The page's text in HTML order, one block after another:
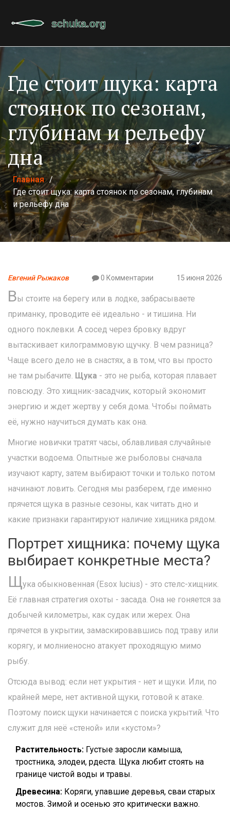
Где стоит щука: карта
стоянок по сезонам,
глубинам и рельефу
дна
Главная /
Где стоит щука: карта стоянок по сезонам, глубинам
и рельефу дна
Евгений Рыжаков 0 Комментарии 15 июня 2026
Вы стоите на берегу или в лодке, забрасываете
приманку, проводите её идеально - и тишина. Ни
одного поклевки. А сосед через бровку вдруг
вытаскивает килограммовую щучку. В чем разница?
Чаще всего дело не в снастях, а в том, что вы просто
не там рыбачите. Щука - это не рыба, которая плавает
повсюду. Это хищник-засадчик, который экономит
энергию и ждет жертву у себя дома. Чтобы поймать
её, нужно научиться думать как она.
Многие новички тратят часы, облавливая случайные
участки водоема. Опытные же рыболовы сначала
изучают карту, затем выбирают точки и только потом
начинают ловить. Сегодня мы разберем, где именно
прячется щука в разные сезоны, как читать дно и
какие признаки гарантируют наличие хищника рядом.
Портрет хищника: почему щука
выбирает конкретные места?
Щука обыкновенная (Esox lucius) - это стелс-хищник.
Её главная стратегия охоты - засада. Она не гоняется за
добычей километры, как судак или жерех. Она
прячется в укрытии, замаскировавшись под траву или
корягу, и молниеносно атакует проходящую мимо
рыбу.
Отсюда вывод: если нет укрытия - нет и щуки. Или, по
крайней мере, нет активной щуки, готовой к атаке.
Поэтому поиск щуки начинается с поиска укрытий. Что
служит для неё «стеной» или «кустом»?
Растительность: Густые заросли камыша,
тростника, элодеи, рдеста. Щука любит стоять на
границе чистой воды и травы.
Древесина: Коряги, упавшие деревья, сваи старых
мостов. Зимой и осенью это критически важно.